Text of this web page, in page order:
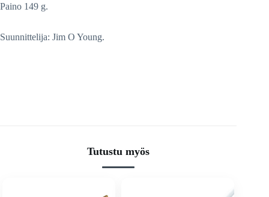
Paino 149 g.
Suunnittelija: Jim O Young.
Tutustu myös